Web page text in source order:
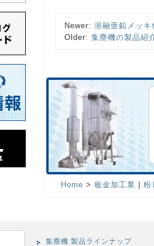
Newer: 溶融亜鉛メッ
Older: 集塵機の製品
Home > 板金加工業 粉
集塵機 製品ラインナップ